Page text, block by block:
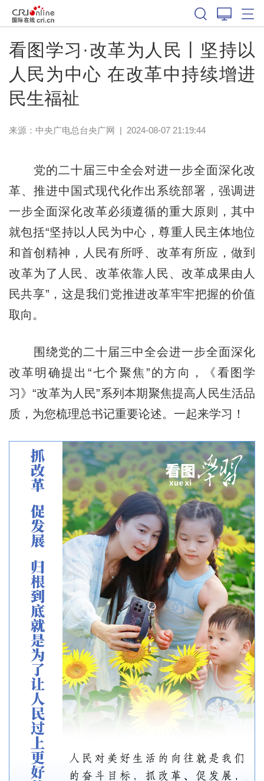
看图学习·改革为人民丨坚持以
人民为中心 在改革中持续增进
民生福祉
来源： 中央广电总台央广网 | 2024-08-07 21:19:44
党的二十届三中全会对进一步全面深化改
革、推进中国式现代化作出系统部署，强调进
一步全面深化改革必须遵循的重大原则，其中
就包括“坚持以人民为中心，尊重人民主体地位
和首创精神，人民有所呼、改革有所应，做到
改革为了人民、改革依靠人民、改革成果由人
民共享”，这是我们党推进改革牢牢把握的价值
取向。
围绕党的二十届三中全会进一步全面深化
改革明确提出“七个聚焦”的方向，《看图学
习》“改革为人民”系列本期聚焦提高人民生活品
质，为您梳理总书记重要论述。一起来学习！